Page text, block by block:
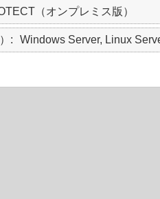
（オンプレミス版）
Windows Server, Linux